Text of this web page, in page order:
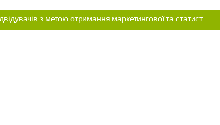
Цей сайт використовує «cookies». Також веб-сайт використовує інтернет-сервіс для збору технічних даних стосовно відвідувачів з метою отримання маркетингової та статистичної інформації. Умови обробки даних відвідувачів сайту див.